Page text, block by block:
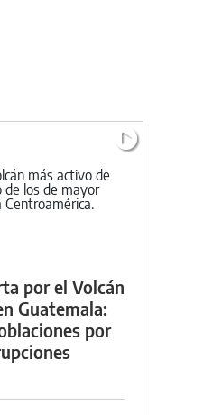
por el Volcán
Guatemala:
por